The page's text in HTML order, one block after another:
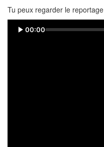
Tu peux regarder le
00:00